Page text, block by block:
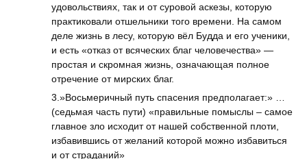
удовольствиях, так и от суровой аскезы, которую
практиковали отшельники того времени. На самом
деле жизнь в лесу, которую вёл Будда и его ученики,
и есть «отказ от всяческих благ человечества» —
простая и скромная жизнь, означающая полное
отречение от мирских благ.
3.»Восьмеричный путь спасения предполагает:» …
(седьмая часть пути) «правильные помыслы – самое
главное зло исходит от нашей собственной плоти,
избавившись от желаний которой можно избавиться
и от страданий»